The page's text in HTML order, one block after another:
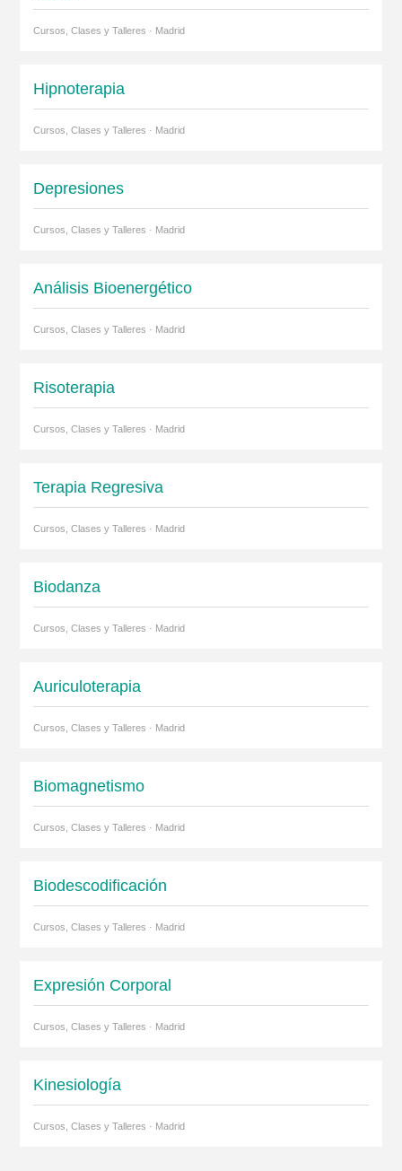
Cursos, Clases y Talleres · Madrid
Hipnoterapia
Cursos, Clases y Talleres · Madrid
Depresiones
Cursos, Clases y Talleres · Madrid
Análisis Bioenergético
Cursos, Clases y Talleres · Madrid
Risoterapia
Cursos, Clases y Talleres · Madrid
Terapia Regresiva
Cursos, Clases y Talleres · Madrid
Biodanza
Cursos, Clases y Talleres · Madrid
Auriculoterapia
Cursos, Clases y Talleres · Madrid
Biomagnetismo
Cursos, Clases y Talleres · Madrid
Biodescodificación
Cursos, Clases y Talleres · Madrid
Expresión Corporal
Cursos, Clases y Talleres · Madrid
Kinesiología
Cursos, Clases y Talleres · Madrid